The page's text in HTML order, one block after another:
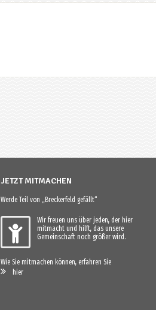
JETZT MITMACHEN
Werde Teil von „Breckerfeld gefällt“
Wir freuen uns über jeden, der hier
mitmacht und hilft, das unsere
Gemeinschaft noch größer wird.
Wie Sie mitmachen können, erfahren Sie
hier